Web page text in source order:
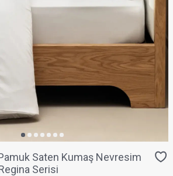
Saten Kumaş Nevresim
Serisi